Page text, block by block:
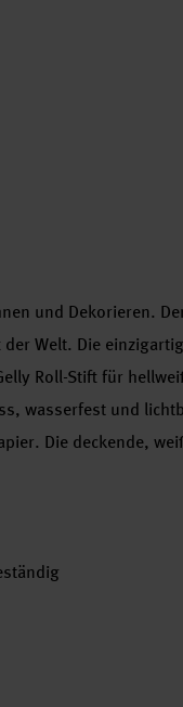
und Dekorieren.
Welt. Die
Roll-Stift für
wasserfest und
Die deckende,